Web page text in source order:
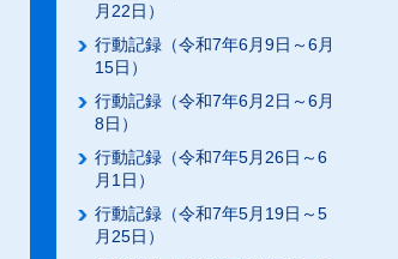
月22日）
行動記録（令和7年6月9日～6月
15日）
行動記録（令和7年6月2日～6月
8日）
行動記録（令和7年5月26日～6
月1日）
行動記録（令和7年5月19日～5
月25日）